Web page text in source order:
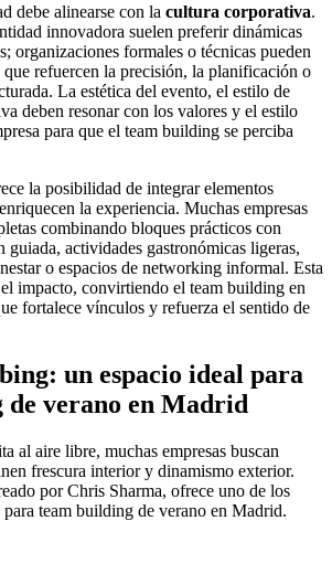
debe alinearse con la cultura corporativa.
innovadora suelen preferir dinámicas
organizaciones formales o técnicas pueden
refuercen la precisión, la planificación o
La estética del evento, el estilo de
deben resonar con los valores y el estilo
para que el team building se perciba
la posibilidad de integrar elementos
la experiencia. Muchas empresas
combinando bloques prácticos con
guiada, actividades gastronómicas ligeras,
o espacios de networking informal. Esta
impacto, convirtiendo el team building en
fortalece vínculos y refuerza el sentido de
un espacio ideal para
verano en Madrid
al aire libre, muchas empresas buscan
frescura interior y dinamismo exterior.
por Chris Sharma, ofrece uno de los
para team building de verano en Madrid.